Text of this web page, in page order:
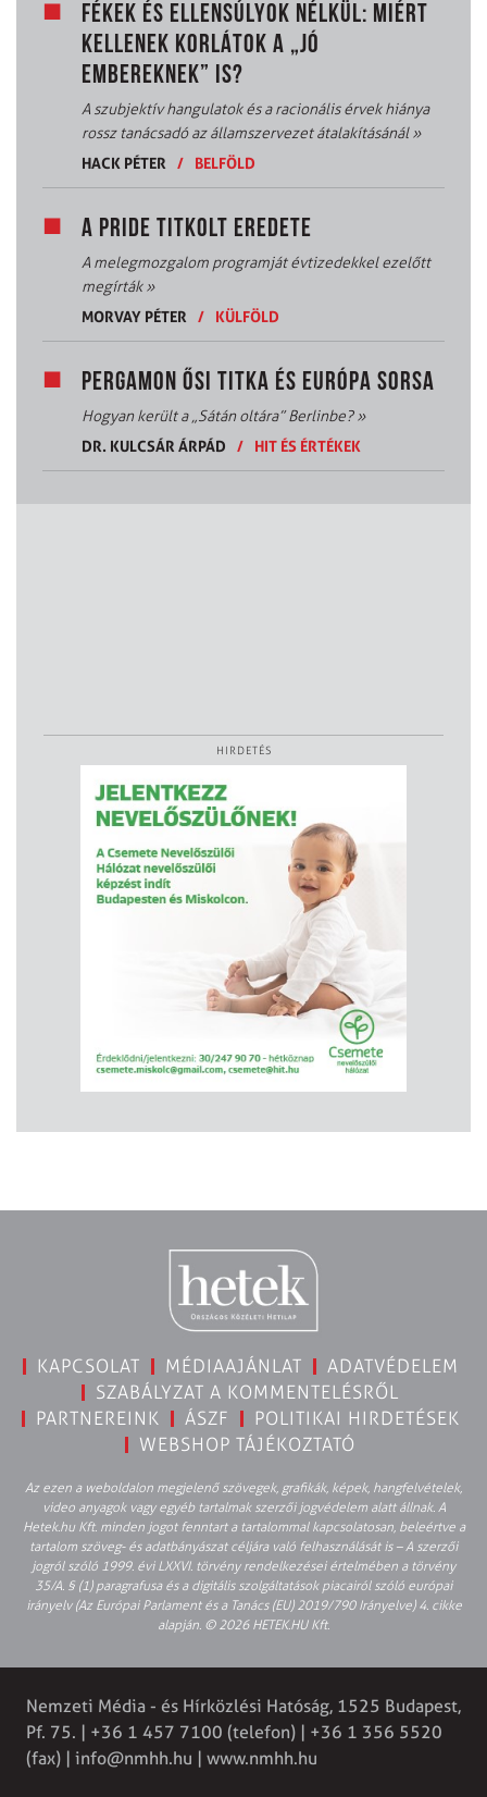
FÉKEK ÉS ELLENSÚLYOK NÉLKÜL: MIÉRT
KELLENEK KORLÁTOK A „JÓ
EMBEREKNEK” IS?
A szubjektív hangulatok és a racionális érvek hiánya
rossz tanácsadó az államszervezet átalakításánál»
HACK PÉTER
/ BELFÖLD
A PRIDE TITKOLT EREDETE
A melegmozgalom programját évtizedekkel ezelőtt
megírták»
MORVAY PÉTER
/ KÜLFÖLD
PERGAMON ŐSI TITKA ÉS EURÓPA SORSA
Hogyan került a „Sátán oltára” Berlinbe?»
DR. KULCSÁR ÁRPÁD
/ HIT ÉS ÉRTÉKEK
HIRDETÉS
KAPCSOLAT MÉDIAAJÁNLAT
ADATVÉDELEM
SZABÁLYZAT A KOMMENTELÉSRŐL
PARTNEREINK
ÁSZF
POLITIKAI HIRDETÉSEK
WEBSHOP TÁJÉKOZTATÓ
Az ezen a weboldalon megjelenő szövegek, grafikák, képek, hangfelvételek,
video anyagok vagy egyéb tartalmak szerzői jogvédelem alatt állnak. A
Hetek.hu Kft. minden jogot fenntart a tartalommal kapcsolatosan, beleértve a
tartalom szöveg- és adatbányászat céljára való felhasználását is – A szerzői
jogról szóló 1999. évi LXXVI. törvény rendelkezései értelmében a törvény
35/A. § (1) paragrafusa és a digitális szolgáltatások piacairól szóló európai
irányelv (Az Európai Parlament és a Tanács (EU) 2019/790 Irányelve) 4. cikke
alapján. © 2026 HETEK.HU Kft.
Nemzeti Média - és Hírközlési Hatóság, 1525 Budapest,
Pf. 75. | +36 1 457 7100 (telefon) | +36 1 356 5520
(fax) | info@nmhh.hu | www.nmhh.hu